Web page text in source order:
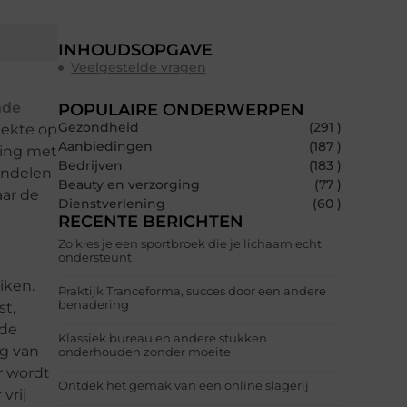
op
met
de
van
wordt
vrij
INHOUDSOPGAVE
Veelgestelde vragen
POPULAIRE ONDERWERPEN
Gezondheid
(291 )
Aanbiedingen
(187 )
Bedrijven
(183 )
Beauty en verzorging
(77 )
Dienstverlening
(60 )
RECENTE BERICHTEN
Zo kies je een sportbroek die je lichaam echt
ondersteunt
Praktijk Tranceforma, succes door een andere
benadering
Klassiek bureau en andere stukken
onderhouden zonder moeite
Ontdek het gemak van een online slagerij